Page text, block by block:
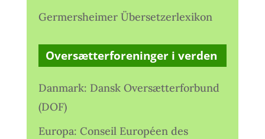
Germersheimer Übersetzerlexikon
Oversætterforeninger i verden
Danmark: Dansk Oversætterforbund
(DOF)
Europa: Conseil Européen des